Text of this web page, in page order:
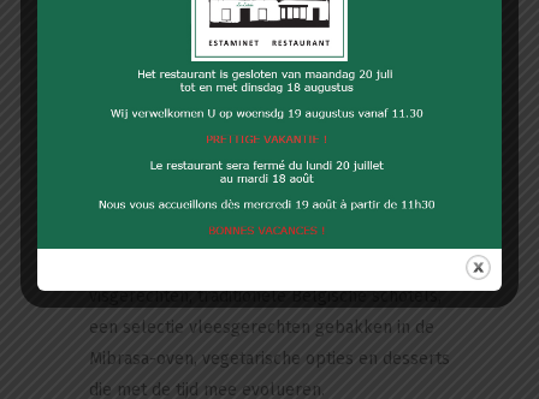
van Brussel, nodigt La Laiterie u uit om te
genieten van een traditionele, authentieke en
royale keuken. Onze chef en zijn team stellen
een kaart voor met huisgemaakte gerechten,
bereid met verse en seizoensgebonden
producten.
U vindt er smakelijke voorgerechten,
visgerechten, traditionele Belgische schotels,
een selectie vleesgerechten gebakken in de
Mibrasa-oven, vegetarische opties en desserts
die met de tijd mee evolueren.